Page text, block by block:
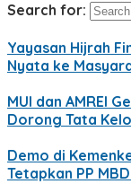
Search for:
Yayasan Hijrah
Nyata ke
MUI dan AMREI
Dorong Tata
Demo di
Tetapkan PP